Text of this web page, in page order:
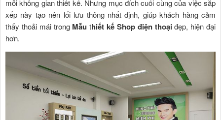
mỗi không gian thiết kế. Nhưng mục đích cuối cùng của việc sắp
xếp này tạo nên lối lưu thông nhất định, giúp khách hàng cảm
thấy thoải mái trong Mẫu thiết kế Shop điện thoạiđẹp, hiện đại
hơn.